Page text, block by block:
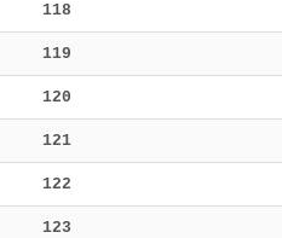
118
119
120
121
122
123